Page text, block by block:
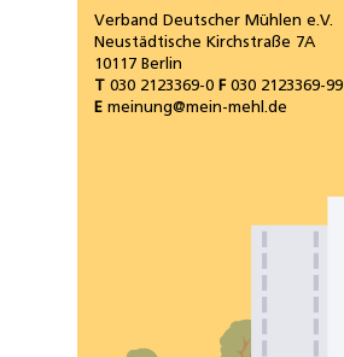
Verband Deutscher Mühlen e.V.
Neustädtische Kirchstraße 7A
10117 Berlin
T 030 2123369-0 F030 2123369-99
E meinung@mein-mehl.de